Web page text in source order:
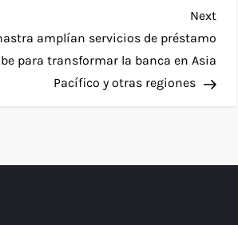
Next
amplían servicios de préstamo
para transformar la banca en Asia
Pacífico y otras regiones